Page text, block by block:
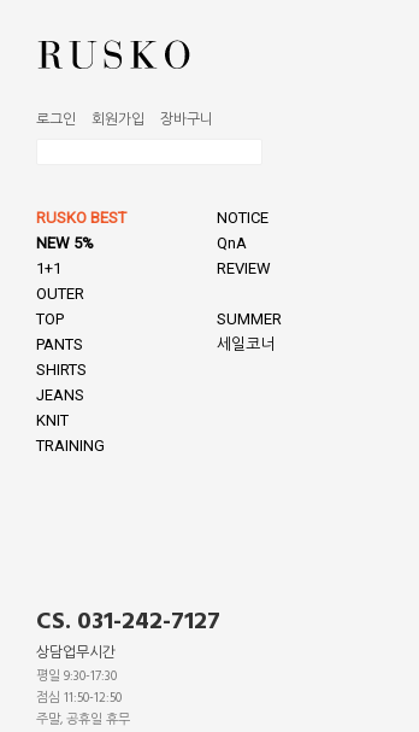
로그인 회원가입 장바구니
RUSKO BEST
NEW 5%
1+1
OUTER
TOP
PANTS
SHIRTS
JEANS
KNIT
TRAINING
NOTICE
QnA
REVIEW
SUMMER
세일코너
CS. 031-242-7127
상담업무시간
평일 9:30-17:30
점심 11:50-12:50
주말, 공휴일 휴무